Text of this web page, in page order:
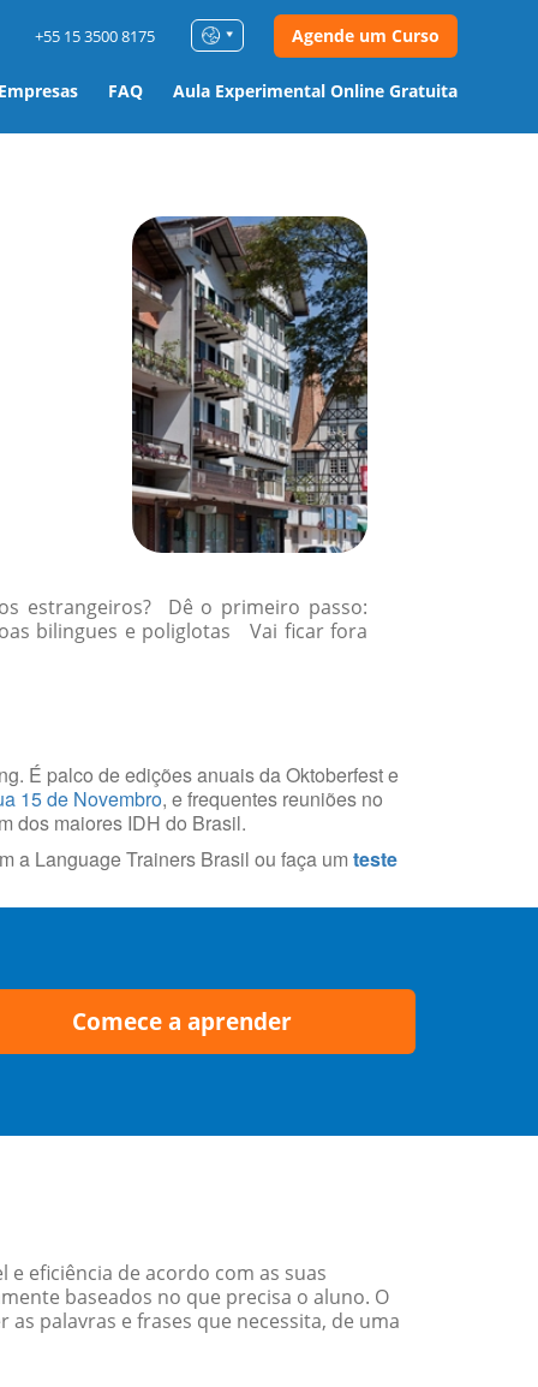
FAQ Aula Experimental Online Gratuita
+55 15 3500 8175 Agende um Curso
estrangeiros? Dê o primeiro passo:
bilingues e poliglotas Vai ficar fora
É palco de edições anuais da Oktoberfest e
15 de Novembro, e frequentes reuniões no
dos maiores IDH do Brasil.
a Language Trainers Brasil ou faça um teste
Comece a aprender
eficiência de acordo com as suas
baseados no que precisa o aluno. O
palavras e frases que necessita, de uma